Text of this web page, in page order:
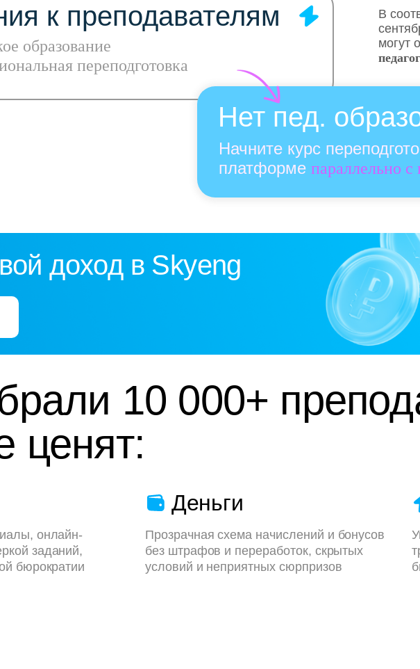
образование
переподготовка
В
могут
Начните курс
платформе параллельно с
к преподавателям
Нет пед.
доход в Skyeng
10 000+
ценят:
онлайн-
заданий,
бюрократии
Деньги
Прозрачная схема начислений и бонусов
без штрафов и переработок, скрытых
условий и неприятных сюрпризов